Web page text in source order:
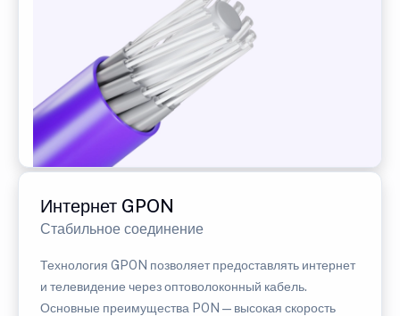
Интернет GPON
Стабильное соединение
Технология GPON позволяет предоставлять интернет
и телевидение через оптоволоконный кабель.
Основные преимущества PON — высокая скорость